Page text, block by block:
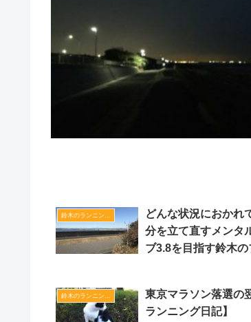
鈴木のランニング日記
どんな状況におかれ
分を立て直すメンタ
ブ3.8を目指す鈴木の
鈴木のランニング日記
東京マラソン落選の
ランニング日記】